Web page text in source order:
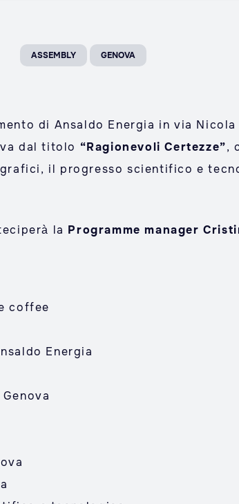
ASSEMBLY GENOVA
di Ansaldo Energia in via
dal titolo “Ragionevoli Certezze”,
il progresso scientifico e
la Programme manager
coffee
Energia